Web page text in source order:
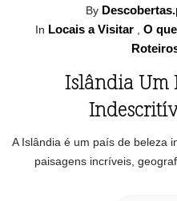
By
In Locais a Visitar, O
Islândia Um
A Islândia é um país de beleza
paisagens incríveis,